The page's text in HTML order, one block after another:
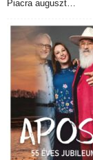
Piacra auguszt…